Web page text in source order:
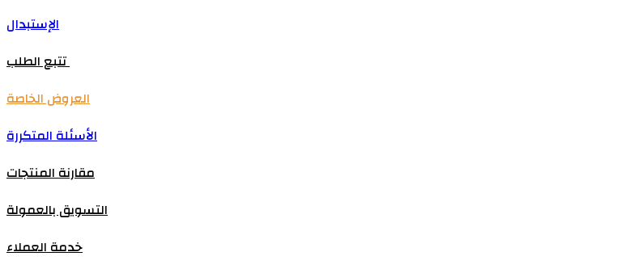
الإستبدال
تتبع الطلب
العروض الخاصة
الأسئلة المتكررة
مقارنة المنتجات
التسويق بالعمولة
خدمة العملاء